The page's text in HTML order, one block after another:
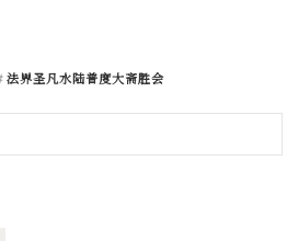
法界圣凡水陆普度大斋胜会